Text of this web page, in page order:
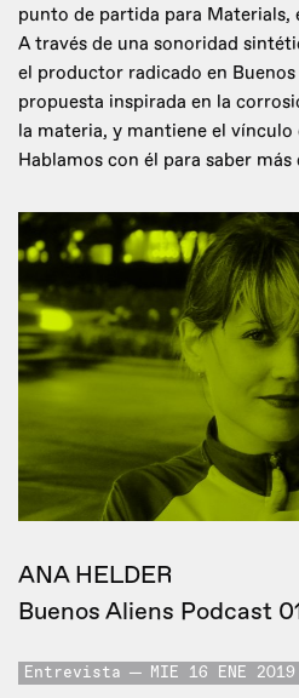
punto de partida para Materials,
A través de una sonoridad
el productor radicado en
propuesta inspirada en la
la materia, y mantiene el vínculo
Hablamos con él para saber
ANA HELDER
Buenos Aliens Podcast
Entrevista MIE 16 ENE 2019